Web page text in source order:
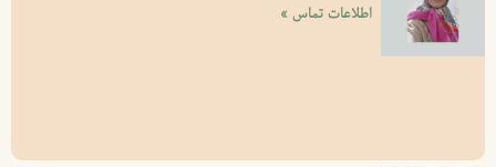
اطلاعات تماس »